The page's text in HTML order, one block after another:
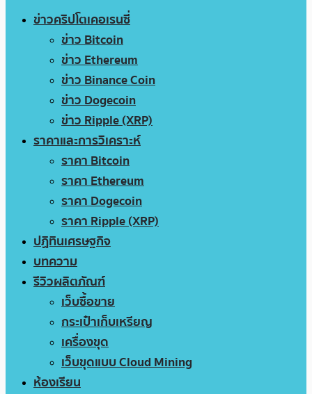
ข่าวคริปโตเคอเรนซี่
ข่าว Bitcoin
ข่าว Ethereum
ข่าว Binance Coin
ข่าว Dogecoin
ข่าว Ripple (XRP)
ราคาและการวิเคราะห์
ราคา Bitcoin
ราคา Ethereum
ราคา Dogecoin
ราคา Ripple (XRP)
ปฏิทินเศรษฐกิจ
บทความ
รีวิวผลิตภัณฑ์
เว็บซื้อขาย
กระเป๋าเก็บเหรียญ
เครื่องขุด
เว็บขุดแบบ Cloud Mining
ห้องเรียน